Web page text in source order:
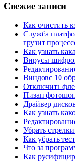
Свежие записи
Как очистить
Служба
грузит
Как узнать
Вирусы
Виндовс 10
Отключить
Пизап
Драйвер
Как узнать
Убрать
Как убрать
Что за
Как